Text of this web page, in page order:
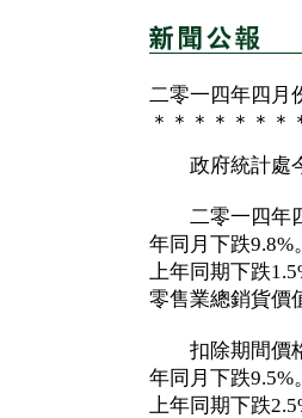
二零一四年四月
＊＊＊＊＊＊
政府統計處今
二零一四年四
年同月下跌
上年同期下跌
零售業總銷貨價
扣除期間價格
年同月下跌
上年同期下跌